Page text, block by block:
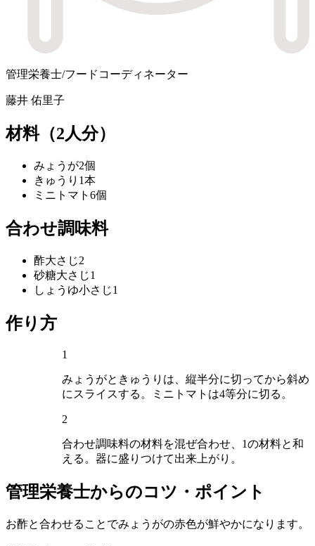
管理栄養士/フードコーディネーター
藤井 佑里子
材料（2人分）
みょうが2個
きゅうり 1本
ミニトマト 6個
合わせ調味料
酢大さじ2
砂糖大さじ1
しょうゆ小さじ1
作り方
1
みょうがときゅうりは、縦半分に切ってから斜め
にスライスする。ミニトマトは4等分に切る。
2
合わせ調味料の材料を混ぜ合わせ、1の材料と和
える。器に盛りつけて出来上がり。
管理栄養士からのコツ・ポイント
お酢と合わせることでみょうがの赤色が鮮やかになります。